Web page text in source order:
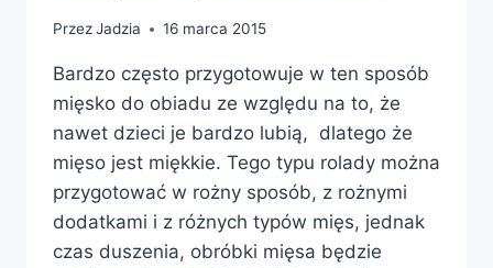
PrzezJadzia 16 marca 2015
Bardzo często przygotowuje w ten sposób
mięsko do obiadu ze względu na to, że
nawet dzieci je bardzo lubią, dlatego że
mięso jest miękkie. Tego typu rolady można
przygotować w rożny sposób, z rożnymi
dodatkami i z różnych typów mięs, jednak
czas duszenia, obróbki mięsa będzie